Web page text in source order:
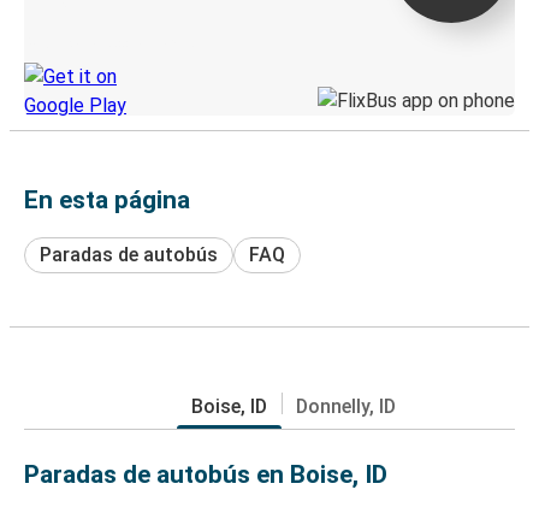
En esta página
Paradas de autobús FAQ
Boise, ID Donnelly, ID
Paradas de autobús en Boise, ID